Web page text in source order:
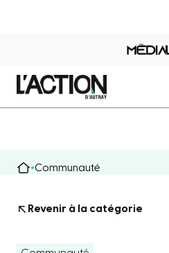
Communauté
Revenir à la catégorie